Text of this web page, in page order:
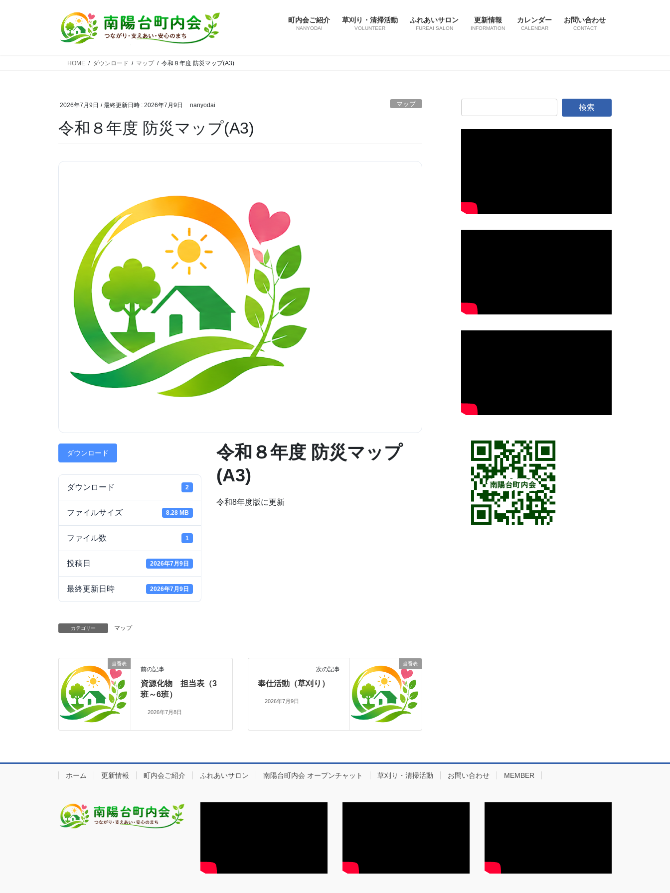
町内会ご紹介
NANYODAI
草刈り・清掃活動
VOLUNTEER
ふれあいサロン
FUREAI SALON
更新情報
INFORMATION
カレンダー
CALENDAR
お問い合わせ
CONTACT
HOME ダウンロード マップ 令和８年度 防災マップ(A3)
2026年7月9日 / 最終更新日時 : 2026年7月9日 nanyodai マップ
令和８年度 防災マップ(A3)
ダウンロード
ダウンロード 2
ファイルサイズ 8.28 MB
ファイル数 1
投稿日 2026年7月9日
最終更新日時 2026年7月9日
令和８年度 防災マップ
(A3)
令和8年度版に更新
カテゴリー マップ
当番表
前の記事
資源化物 担当表（3
班～6班）
2026年7月8日
当番表
次の記事
奉仕活動（草刈り）
2026年7月9日
ホーム 更新情報 町内会ご紹介 ふれあいサロン 南陽台町内会 オープンチャット 草刈り・清掃活動 お問い合わせ MEMBER